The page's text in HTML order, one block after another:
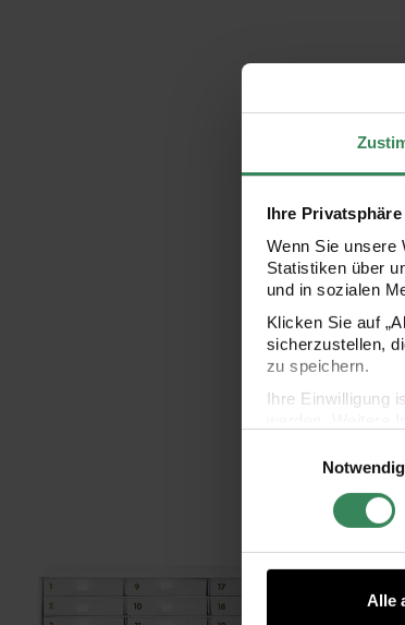
Ihre
Wenn Sie unsere
Statistiken über
und in sozialen
Klicken Sie auf
sicherzustellen,
zu speichern.
Ihre Einwilligung
Impressum
Notwendig
Alle
Adventskalender Box weiß-